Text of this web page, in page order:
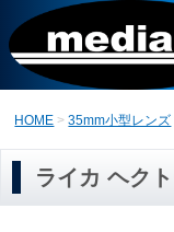
HOME 35mm小型レンズ
ライカ ヘク